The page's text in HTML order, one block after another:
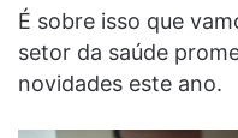
É sobre isso que
setor da saúde
novidades este ano.